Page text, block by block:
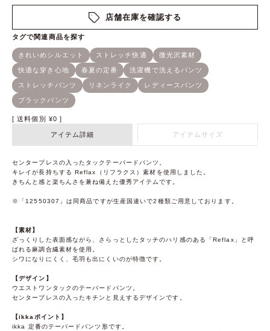
店舗在庫を確認する
送料個別 ¥0
アイテム詳細 アイテムサイズ
センタープレスの入ったタックテーパードパンツ。
キレイが長持ちする Reflax（リフラクス）素材を使用しました。
きちんと感と楽ちんさを兼ね備えた優秀アイテムです。
※「12550307」は同商品ですが生産国違いで2種類ご用意しております。
【素材】
ざっくりした表面感ながら、さらっとしたタッチのハリ感のある「Reflax」と呼
ばれる麻調合繊素材を使用。
シワになりにくく、毛羽も出にくいのが特徴です。
【デザイン】
ウエストワンタックのテーパードパンツ。
センタープレスの入ったキチンと見えするデザインです。
【ikkaポイント】
ikka 定番のテーパードパンツ形です。